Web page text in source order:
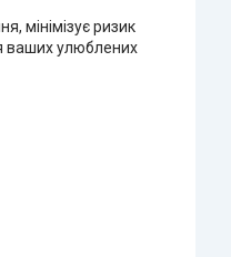
мінімізує ризик
ваших улюблених